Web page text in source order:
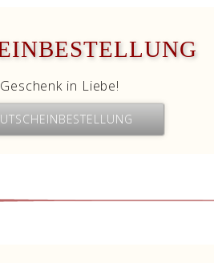
in Liebe!